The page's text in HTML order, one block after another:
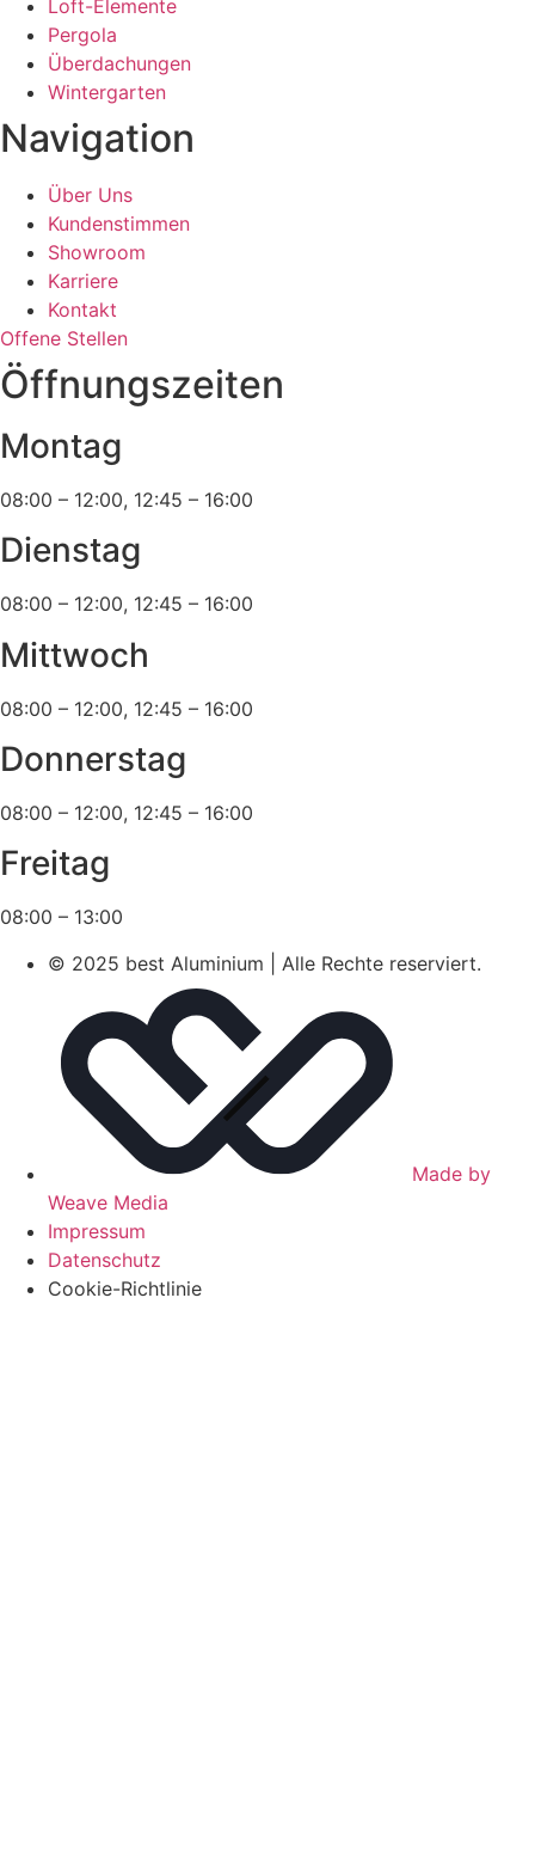
Loft-Elemente
Pergola
Überdachungen
Wintergarten
Navigation
Über Uns
Kundenstimmen
Showroom
Karriere
Kontakt
Offene Stellen
Öffnungszeiten
Montag
08:00 – 12:00, 12:45 – 16:00
Dienstag
08:00 – 12:00, 12:45 – 16:00
Mittwoch
08:00 – 12:00, 12:45 – 16:00
Donnerstag
08:00 – 12:00, 12:45 – 16:00
Freitag
08:00 – 13:00
© 2025 best Aluminium | Alle Rechte reserviert.
Made by
Weave Media
Impressum
Datenschutz
Cookie-Richtlinie